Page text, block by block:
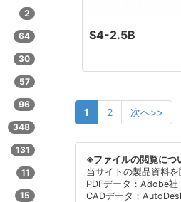
S4-2.5B
1 2 次へ>>
※ファイルの閲覧につ
当サイトの製品資料
PDFデータ：Adobe社
CADデータ：
2
64
30
57
96
348
131
11
15